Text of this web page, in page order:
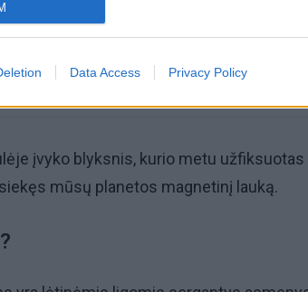
Data Access Privacy Policy
baubas: kas graužikus gąsdina labiau
įvyko blyksnis, kurio metu užfiksuotas
mūsų planetos magnetinį lauką.